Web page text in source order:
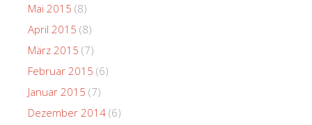
Mai 2015 (8)
April 2015 (8)
März 2015 (7)
Februar 2015 (6)
Januar 2015 (7)
Dezember 2014 (6)